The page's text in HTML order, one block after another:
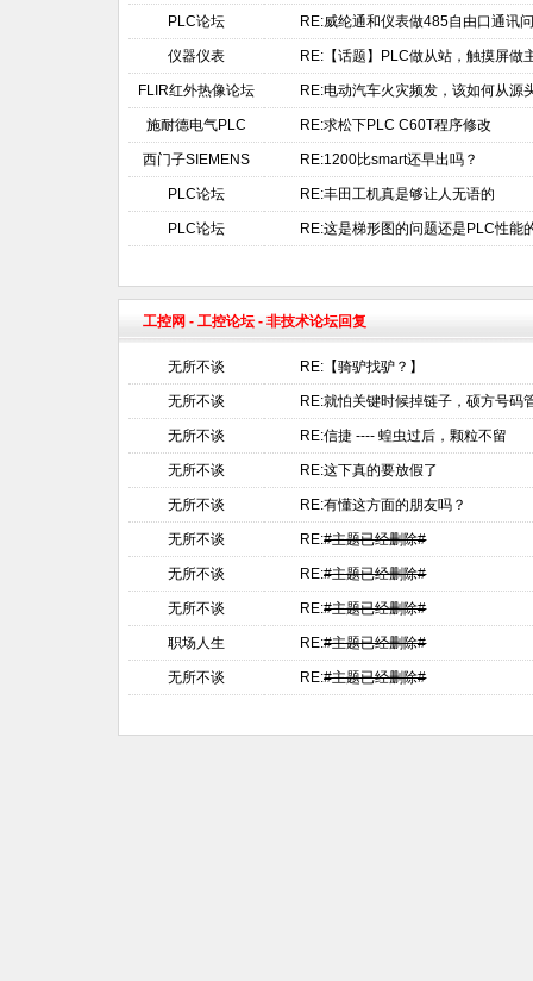
PLC论坛 RE:威纶通和仪表做485自由口通讯
仪器仪表 RE:【话题】PLC做从站，触摸屏
FLIR红外热像论坛 RE:电动汽车火灾频发，该如何从源
施耐德电气PLC RE:求松下PLC C60T程序修改
西门子SIEMENS RE:1200比smart还早出吗？
PLC论坛 RE:丰田工机真是够让人无语的
PLC论坛 RE:这是梯形图的问题还是PLC性能
工控网 - 工控论坛- 非技术论坛回复
无所不谈 RE:【骑驴找驴？】
无所不谈 RE:就怕关键时候掉链子，硕方号码
无所不谈 RE:信捷 ---- 蝗虫过后，颗粒不留
无所不谈 RE:这下真的要放假了
无所不谈 RE:有懂这方面的朋友吗？
无所不谈 RE:#主题已经删除#
无所不谈 RE:#主题已经删除#
无所不谈 RE:#主题已经删除#
职场人生 RE:#主题已经删除#
无所不谈 RE:#主题已经删除#